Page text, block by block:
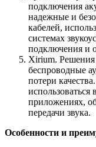
подключения
надежные и
кабелей,
системах
подключения и
Xirium. Решения
беспроводные
потери
приложениях,
передачи звука.
Особенности и